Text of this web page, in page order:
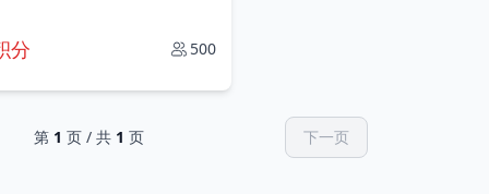
分 500
第 1 页 / 共 1 页 下一页